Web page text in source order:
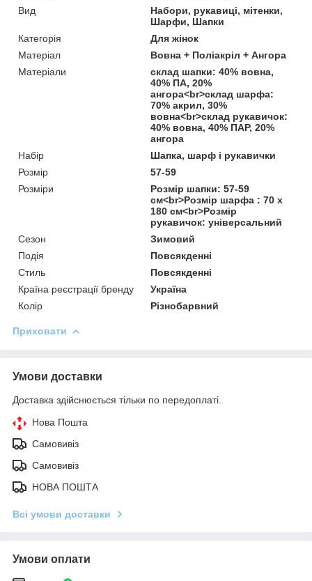
Вид
Набори, рукавиці, мітенки,
Шарфи, Шапки
Категорія
Для жінок
Матеріал
Вовна + Поліакріл + Ангора
Матеріали
склад шапки: 40% вовна,
40% ПА, 20%
ангора<br>склад шарфа:
70% акрил, 30%
вовна<br>склад рукавичок:
40% вовна, 40% ПАР, 20%
ангора
Набір
Шапка, шарф і рукавички
Розмір
57-59
Розміри
Розмір шапки: 57-59
см<br>Розмір шарфа : 70 х
180 см<br>Розмір
рукавичок: універсальний
Сезон
Зимовий
Подія
Повсякденні
Стиль
Повсякденні
Країна реєстрації бренду
Україна
Колір
Різнобарвний
Приховати
Умови доставки
Доставка здійснюється тільки по передоплаті.
Нова Пошта
Самовивіз
Самовивіз
НОВА ПОШТА
Всі умови доставки
Умови оплати